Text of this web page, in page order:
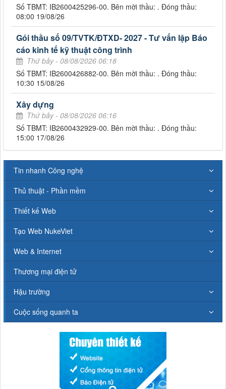
Số TBMT: IB2600425296-00. Bên mời thầu: . Đóng thầu:
08:00 19/08/26
Gói thầu số 09/TVTK/ĐTXD- 2027 - Tư vấn lập Báo
cáo kinh tế kỹ thuật công trình
Thứ bảy - 08/08/2026 06:18
Số TBMT: IB2600426882-00. Bên mời thầu: . Đóng thầu:
10:30 15/08/26
Xây dựng
Thứ bảy - 08/08/2026 06:16
Số TBMT: IB2600432929-00. Bên mời thầu: . Đóng thầu:
15:00 17/08/26
Tin nhanh Công nghệ
Thủ thuật - Phần mềm
Thiết kế Web
Tạo Web NukeViet
Web & Internet
Thương mại điện tử
Hậu trường
Cuộc sống quanh ta